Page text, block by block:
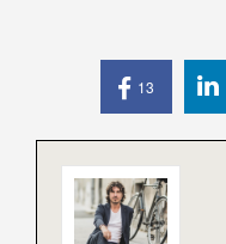
13